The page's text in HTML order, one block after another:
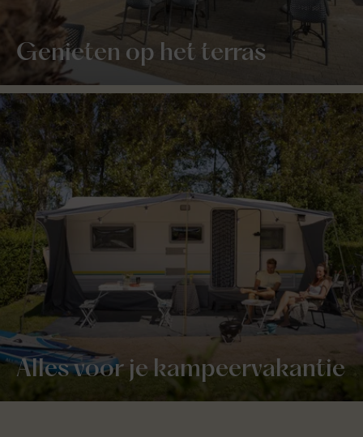
Genieten op het terras
Alles voor je kampeervakantie